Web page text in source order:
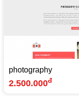
photography
2.500.000đ